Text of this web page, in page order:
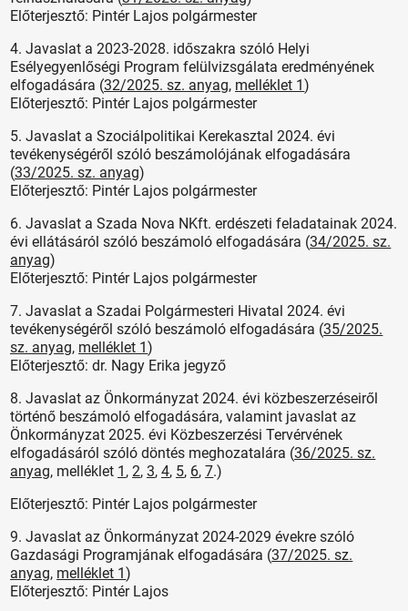
Előterjesztő: Pintér Lajos polgármester
4. Javaslat a 2023-2028. időszakra szóló Helyi
Esélyegyenlőségi Program felülvizsgálata eredményének
elfogadására (32/2025. sz. anyag, melléklet 1)
Előterjesztő: Pintér Lajos polgármester
5. Javaslat a Szociálpolitikai Kerekasztal 2024. évi
tevékenységéről szóló beszámolójának elfogadására
(33/2025. sz. anyag)
Előterjesztő: Pintér Lajos polgármester
6. Javaslat a Szada Nova NKft. erdészeti feladatainak 2024.
évi ellátásáról szóló beszámoló elfogadására (34/2025. sz.
anyag)
Előterjesztő: Pintér Lajos polgármester
7. Javaslat a Szadai Polgármesteri Hivatal 2024. évi
tevékenységéről szóló beszámoló elfogadására (35/2025.
sz. anyag, melléklet 1)
Előterjesztő: dr. Nagy Erika jegyző
8. Javaslat az Önkormányzat 2024. évi közbeszerzéseiről
történő beszámoló elfogadására, valamint javaslat az
Önkormányzat 2025. évi Közbeszerzési Tervérvének
elfogadásáról szóló döntés meghozatalára (36/2025. sz.
anyag, melléklet 1 ,2,3,4, 5, 6,7.)
Előterjesztő: Pintér Lajos polgármester
9. Javaslat az Önkormányzat 2024-2029 évekre szóló
Gazdasági Programjának elfogadására (37/2025. sz.
anyag, melléklet 1)
Előterjesztő: Pintér Lajos